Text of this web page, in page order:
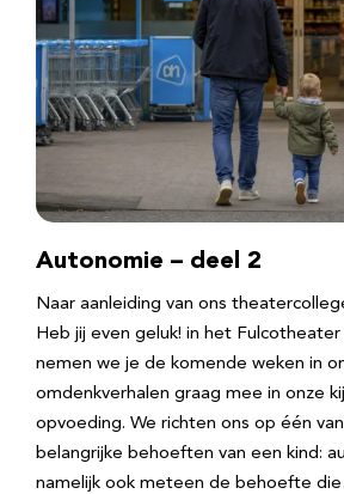
Autonomie – deel 2
Naar aanleiding van ons
Heb jij even geluk! in het Fulcotheater
nemen we je de komende weken in
omdenkverhalen graag mee in onze
opvoeding. We richten ons op één
belangrijke behoeften van een kind:
namelijk ook meteen de behoefte